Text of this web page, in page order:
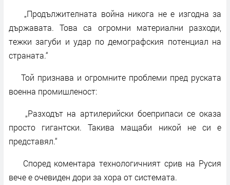
„Продължителната война никога не е изгодна за
държавата. Това са огромни материални разходи,
тежки загуби и удар по демографския потенциал на
страната.“
Той признава и огромните проблеми пред руската
военна промишленост:
„Разходът на артилерийски боеприпаси се оказа
просто гигантски. Такива мащаби никой не си е
представял.“
Според коментара технологичният срив на Русия
вече е очевиден дори за хора от системата.